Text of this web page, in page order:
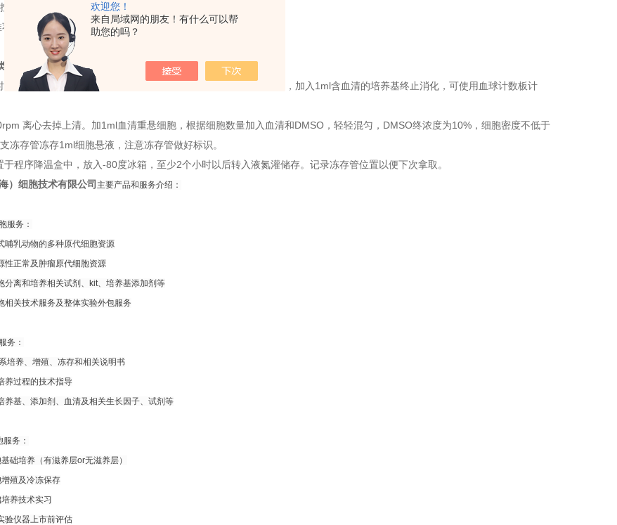
欢迎您！
来自局域网的朋友！有什么可以帮
助您的吗？
1：2到1：5的比例分到新的含8ml培养基的新皿中或者瓶中。
传代比例为1:2，以后传代比例可根据客户需要自己决定。
细胞生长状态良好时，可进行细胞冻存。
，弃去培养基后，PBS清洗一遍后加入1ml胰酶，细胞变圆脱落后，加入1ml含血清的培养基终止消化，可使用血球计数板计
离心去掉上清。加1ml血清重悬细胞，根据细胞数量加入血清和DMSO，轻轻混匀，DMSO终浓度为10%，细胞密度不低于
冻存管冻存1ml细胞悬液，注意冻存管做好标识。
于程序降温盒中，放入-80度冰箱，至少2个小时以后转入液氮灌储存。记录冻存管位置以便下次拿取。
）细胞技术有限公司 主要产品和服务介绍：
务：
动物的多种原代细胞资源
常及肿瘤原代细胞资源
培养相关试剂、kit、培养基添加剂等
技术服务及整体实验外包服务
：
、增殖、冻存和相关说明书
程的技术指导
添加剂、血清及相关生长因子、试剂等
务：
养（有滋养层or无滋养层）
及冷冻保存
技术实习
器上市前评估